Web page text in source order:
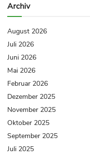
Archiv
August 2026
Juli 2026
Juni 2026
Mai 2026
Februar 2026
Dezember 2025
November 2025
Oktober 2025
September 2025
Juli 2025